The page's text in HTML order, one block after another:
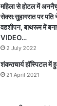
महिला से होटल में
सेक्स:सुहागरात पर पति
वहशीपन, बाथरूम में
VIDEO…
2 July 2022
शंकराचार्य हॉस्पिटल
21 April 2021